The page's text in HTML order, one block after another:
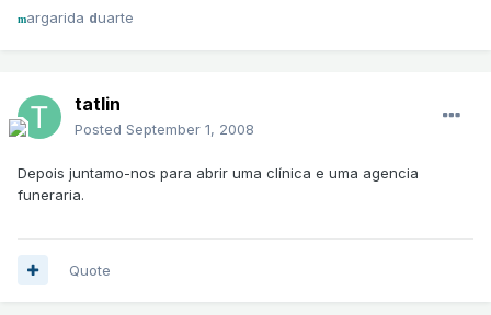
margarida duarte
tatlin
Posted September 1, 2008
Depois juntamo-nos para abrir uma clínica e uma agencia
funeraria.
Quote